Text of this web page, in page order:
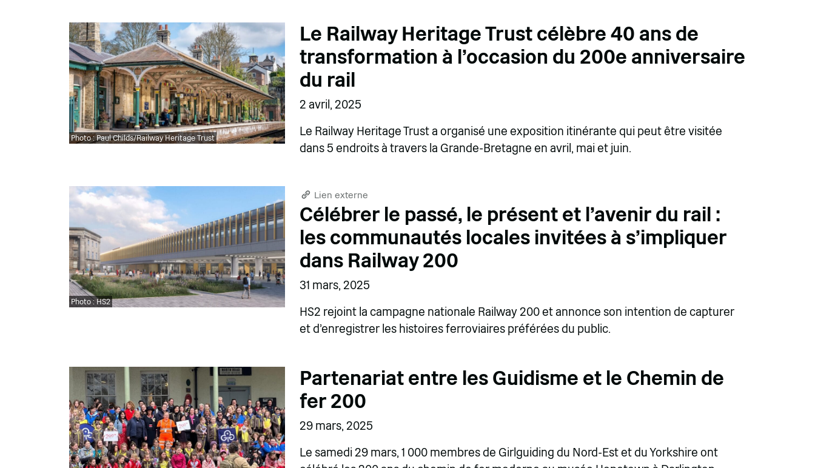
Photo : Paul Childs/Railway Heritage Trust
Le Railway Heritage Trust célèbre 40 ans de
transformation à l'occasion du 200e anniversaire
du rail
2 avril, 2025
Le Railway Heritage Trust a organisé une exposition itinérante qui peut être visitée
dans 5 endroits à travers la Grande-Bretagne en avril, mai et juin.
Photo : HS2
Lien externe
Célébrer le passé, le présent et l'avenir du rail :
les communautés locales invitées à s'impliquer
dans Railway 200
31 mars, 2025
HS2 rejoint la campagne nationale Railway 200 et annonce son intention de capturer
et d'enregistrer les histoires ferroviaires préférées du public.
Partenariat entre les Guidisme et le Chemin de
fer 200
29 mars, 2025
Le samedi 29 mars, 1 000 membres de Girlguiding du Nord-Est et du Yorkshire ont